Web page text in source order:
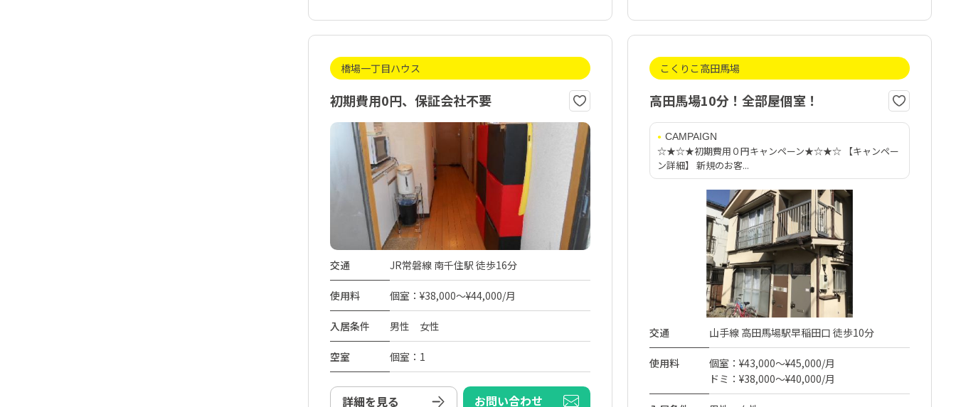
橋場一丁目ハウス
初期費用0円、保証会社不要
交通 JR常磐線 南千住駅 徒歩16分
使用料 個室：¥38,000～¥44,000/月
入居条件 男性 女性
空室 個室：1
詳細を見る お問い合わせ
こくりこ高田馬場
高田馬場10分！全部屋個室！
CAMPAIGN
☆★☆★初期費用０円キャンペーン★☆★☆ 【キャンペー
ン詳細】 新規のお客...
交通 山手線 高田馬場駅早稲田口 徒歩10分
使用料
個室：¥43,000～¥45,000/月
ドミ：¥38,000～¥40,000/月